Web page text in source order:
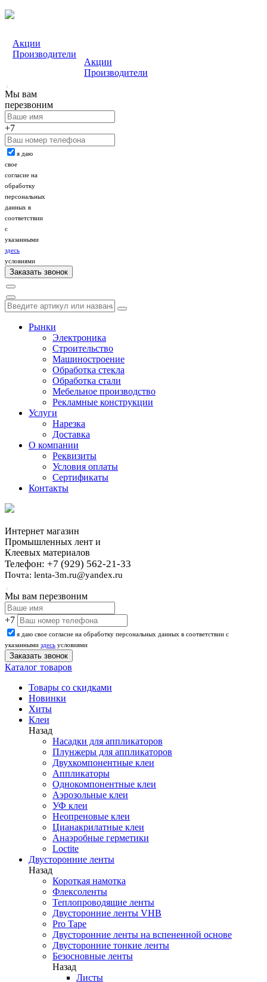
Акции
Производители
Акции
Производители
Мы вам
перезвоним
+7
я даю
свое
согласие на
обработку
персональных
данных в
соответствии
с
указанными
здесь
условиями
Рынки
Электроника
Строительство
Машиностроение
Обработка стекла
Обработка стали
Мебельное производство
Рекламные конструкции
Услуги
Нарезка
Доставка
О компании
Реквизиты
Условия оплаты
Сертификаты
Контакты
Интернет магазин
Промышленных лент и
Клеевых материалов
Телефон: +7 (929) 562-21-33
Почта: lenta-3m.ru@yandex.ru
Мы вам перезвоним
+7
я даю свое согласие на обработку персональных данных в соответствии с
указанными здесь условиями
Каталог товаров
Товары со скидками
Новинки
Хиты
Клеи
Назад
Насадки для аппликаторов
Плунжеры для аппликаторов
Двухкомпонентные клеи
Аппликаторы
Однокомпонентные клеи
Аэрозольные клеи
УФ клеи
Неопреновые клеи
Цианакрилатные клеи
Анаэробные герметики
Loctite
Двусторонние ленты
Назад
Короткая намотка
Флексоленты
Теплопроводящие ленты
Двусторонние ленты VHB
Pro Tape
Двусторонние ленты на вспененной основе
Двусторонние тонкие ленты
Безосновные ленты
Назад
Листы